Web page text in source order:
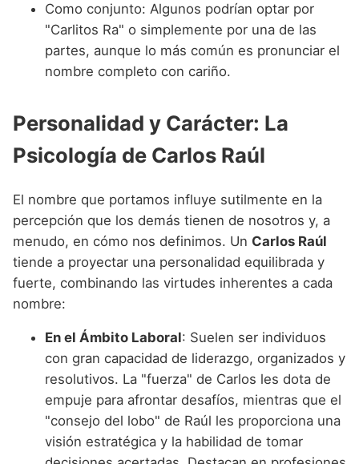
Como conjunto: Algunos podrían optar por
"Carlitos Ra" o simplemente por una de las
partes, aunque lo más común es pronunciar el
nombre completo con cariño.
Personalidad y Carácter: La
Psicología de Carlos Raúl
El nombre que portamos influye sutilmente en la
percepción que los demás tienen de nosotros y, a
menudo, en cómo nos definimos. Un Carlos Raúl
tiende a proyectar una personalidad equilibrada y
fuerte, combinando las virtudes inherentes a cada
nombre:
En el Ámbito Laboral: Suelen ser individuos
con gran capacidad de liderazgo, organizados y
resolutivos. La "fuerza" de Carlos les dota de
empuje para afrontar desafíos, mientras que el
"consejo del lobo" de Raúl les proporciona una
visión estratégica y la habilidad de tomar